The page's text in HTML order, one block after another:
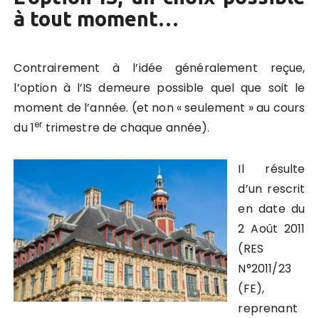
à tout moment…
Contrairement à l’idée généralement reçue,
l’option à l’IS demeure possible quel que soit le
moment de l’année. (et non « seulement » au cours
du 1er trimestre de chaque année).
Il résulte
d’un rescrit
en date du
2 Août 2011
(RES
N°2011/23
(FE),
reprenant